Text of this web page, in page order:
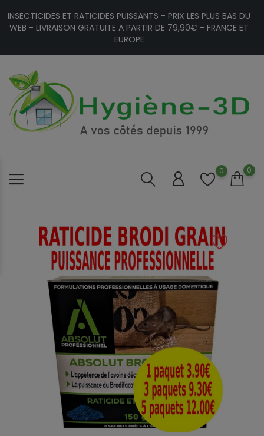
INSECTICIDES ET RATICIDES PUISSANTS - PRIX LES PLUS BAS DU
WEB - LIVRAISON GRATUITE A PARTIR DE 79,90€ - FRANCE ET
EUROPE
0 0